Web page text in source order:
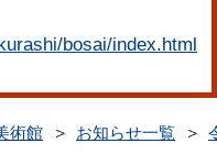
bosai/index.html
術館 お知らせ一覧